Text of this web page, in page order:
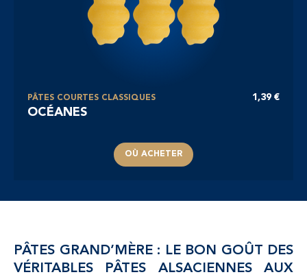
PÂTES COURTES CLASSIQUES 1,39 €
OCÉANES
OÙ ACHETER
PÂTES GRAND’MÈRE : LE BON GOÛT DES
VÉRITABLES PÂTES ALSACIENNES AUX